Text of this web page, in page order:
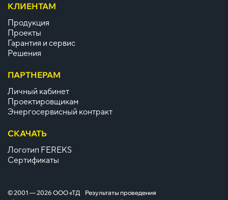
КЛИЕНТАМ
Продукция
Проекты
Гарантия и сервис
Решения
ПАРТНЕРАМ
Личный кабинет
Проектировщикам
Энергосервисный контракт
СКАЧАТЬ
Логотип FEREKS
Сертификаты
© 2001 — 2026 ООО «ТД
Результаты проведения